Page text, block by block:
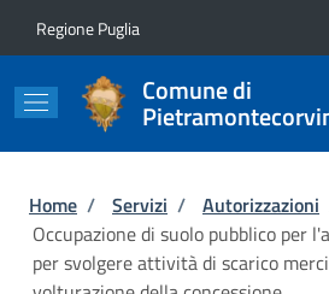
Regione Puglia
Comune di
Briciole di pane
Home / Servizi / Autorizzazioni
Occupazione di suolo pubblico per
per svolgere attività di scarico